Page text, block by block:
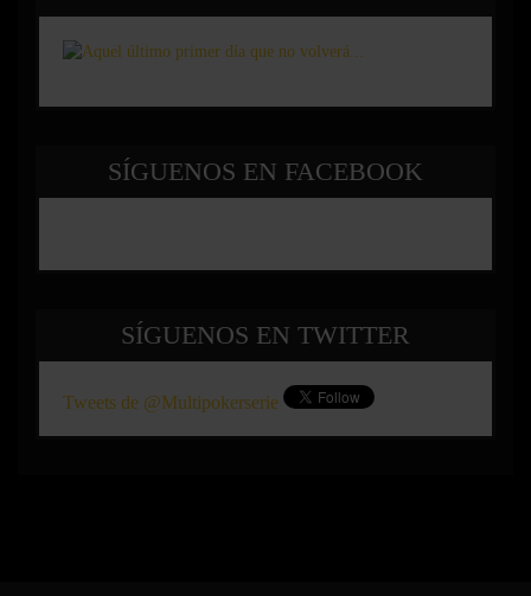
SÍGUENOS EN FACEBOOK
SÍGUENOS EN TWITTER
Tweets de @Multipokerserie